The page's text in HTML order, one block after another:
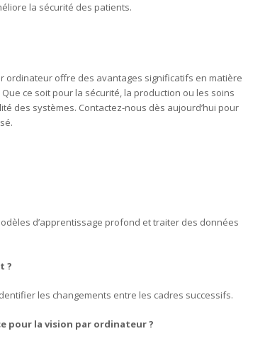
la sécurité des patients.
ordinateur offre des avantages significatifs en matière
ce soit pour la sécurité, la production ou les soins
des systèmes. Contactez-nous dès aujourd’hui pour
d’apprentissage profond et traiter des données
?
les changements entre les cadres successifs.
pour la vision par ordinateur ?